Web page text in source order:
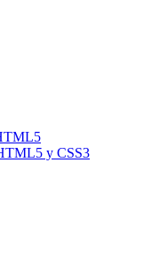
y CSS3